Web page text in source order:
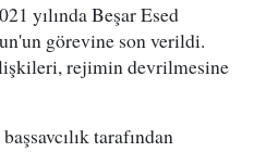
yılında Beşar Esed
görevine son verildi.
rejimin devrilmesine
tarafından